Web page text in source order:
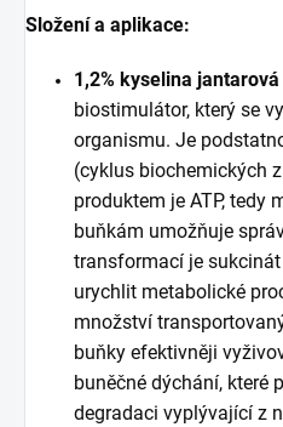
Složení a aplikace:
1,2% kyselina jantarová
biostimulátor, který se
organismu. Je
(cyklus biochemických
produktem je ATP, tedy
buňkám umožňuje
transformací je
urychlit metabolické
množství
buňky efektivněji
buněčné dýchání, které
degradaci vyplývající z